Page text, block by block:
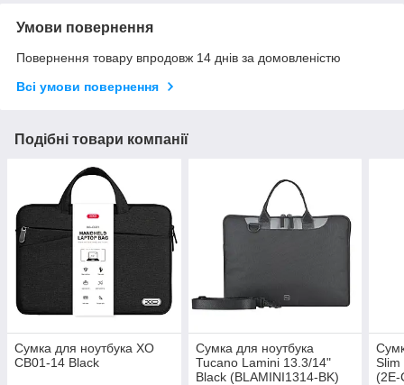
Умови повернення
Повернення товару впродовж 14 днів за домовленістю
Всі умови повернення
Подібні товари компанії
Сумка для ноутбука XO
CB01-14 Black
Сумка для ноутбука
Tucano Lamini 13.3/14"
Black (BLAMINI1314-BK)
Slim
(2E-